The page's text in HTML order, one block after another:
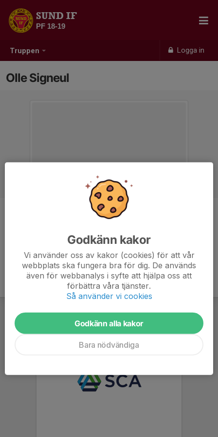
Truppen Logga in
SUND IF
PF 18-19
Olle Signeul
Administratör
Godkänn kakor
Vi använder oss av kakor (cookies) för att vår
webbplats ska fungera bra för dig. De används
även för webbanalys i syfte att hjälpa oss att
förbättra våra tjänster.
Så använder vi cookies
Godkänn alla kakor
Bara nödvändiga